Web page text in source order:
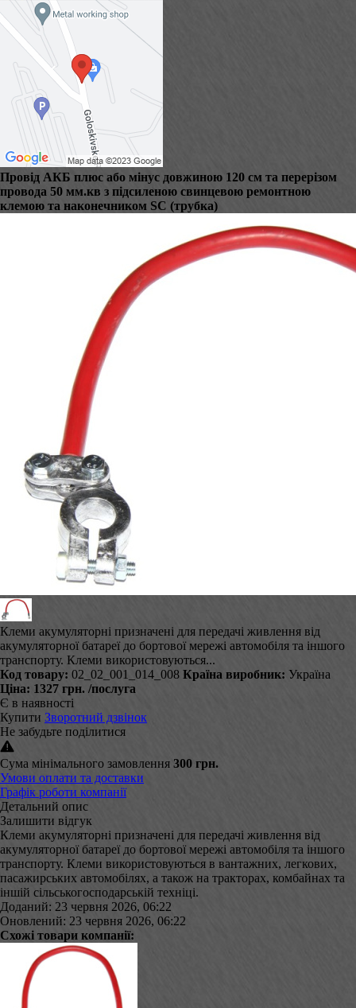
Провід АКБ плюс або мінус довжиною 120 см та перерізом
провода 50 мм.кв з підсиленою свинцевою ремонтною
клемою та наконечником SC (трубка)
Клеми акумуляторні призначені для передачі живлення від
акумуляторної батареї до бортової мережі автомобіля та іншого
транспорту. Клеми використовуються...
Код товару: 02_02_001_014_008 Країна виробник: Україна
Ціна: 1327 грн. /послуга
Є в наявності
Купити Зворотний дзвінок
Не забудьте поділитися
Сума мінімального замовлення 300 грн.
Умови оплати та доставки
Графік роботи компанії
Детальний опис
Залишити відгук
Клеми акумуляторні призначені для передачі живлення від
акумуляторної батареї до бортової мережі автомобіля та іншого
транспорту. Клеми використовуються в вантажних, легкових,
пасажирських автомобілях, а також на тракторах, комбайнах та
іншій сільськогосподарській техніці.
Доданий: 23 червня 2026, 06:22
Оновлений: 23 червня 2026, 06:22
Схожі товари компанії: